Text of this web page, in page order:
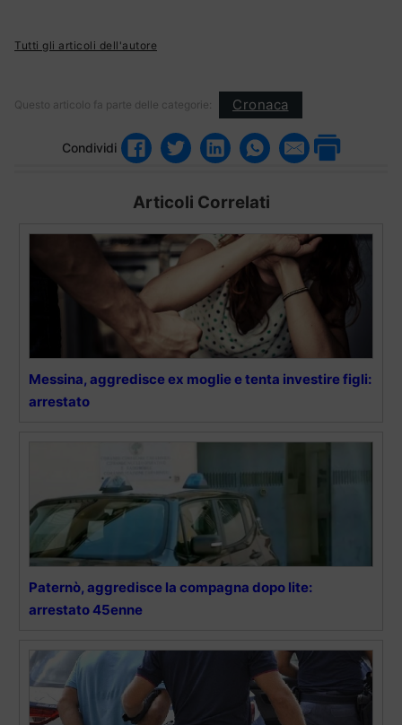
Tutti gli articoli dell'autore
Questo articolo fa parte delle categorie: Cronaca
Condividi
Articoli Correlati
Messina, aggredisce ex moglie e tenta investire figli:
arrestato
Paternò, aggredisce la compagna dopo lite:
arrestato 45enne